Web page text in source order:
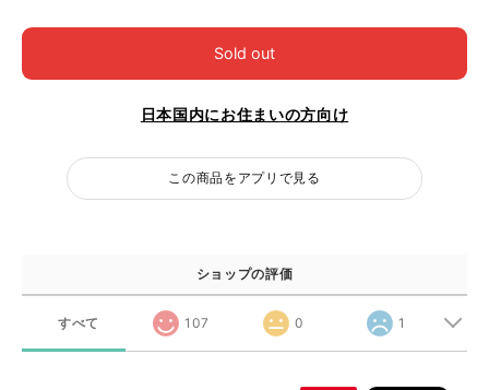
Sold out
日本国内にお住まいの方向け
この商品をアプリで見る
ショップの評価
すべて 107 0 1